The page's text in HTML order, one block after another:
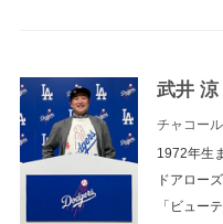
ー
シ
ョ
ン
武井 涼
チャコー
1972年生
ドアロー
「ビュー